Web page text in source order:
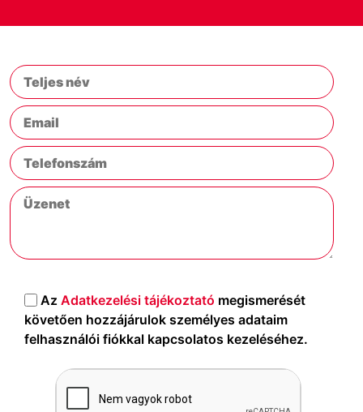
Az Adatkezelési tájékoztató megismerését
követően hozzájárulok személyes adataim
felhasználói fiókkal kapcsolatos kezeléséhez.